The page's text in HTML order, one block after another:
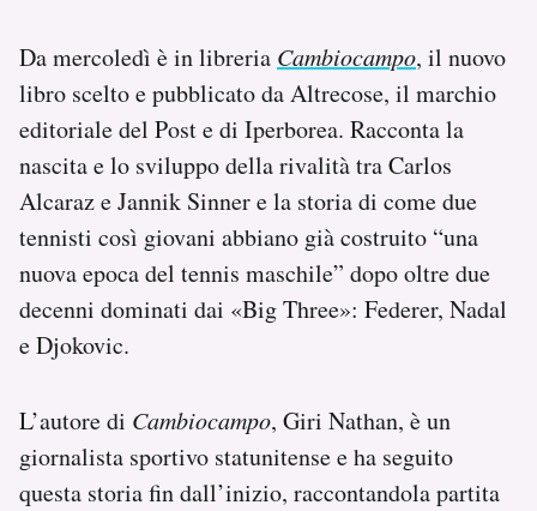
AREA PERSONALE
Area Personale
Newsletter
Notifiche mobile
Regala il Post
Da mercoledì è in libreria Cambiocampo, il nuovo
libro scelto e pubblicato da Altrecose, il marchio
editoriale del Post e di Iperborea. Racconta la
nascita e lo sviluppo della rivalità tra Carlos
Alcaraz e Jannik Sinner e la storia di come due
tennisti così giovani abbiano già costruito “una
nuova epoca del tennis maschile” dopo oltre due
decenni dominati dai «Big Three»: Federer, Nadal
e Djokovic.
L’autore di Cambiocampo, Giri Nathan, è un
giornalista sportivo statunitense e ha seguito
questa storia fin dall’inizio, raccontandola partita